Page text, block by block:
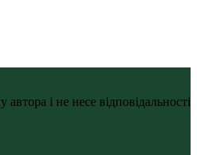
і не несе відповідальності